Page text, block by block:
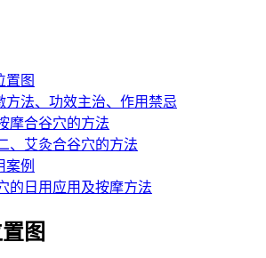
置图
方法、功效主治、作用禁忌
摩合谷穴的方法
艾灸合谷穴的方法
案例
的日用应用及按摩方法
图